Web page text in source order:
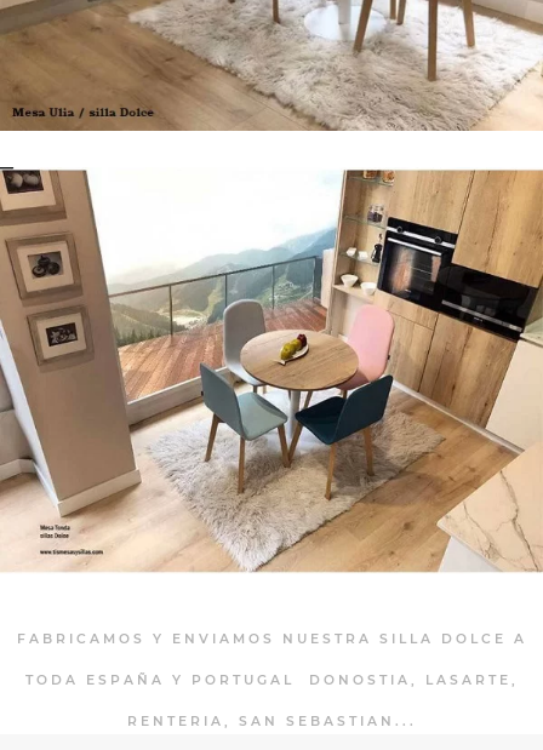
FABRICAMOS Y ENVIAMOS NUESTRA SILLA DOLCE A
TODA ESPAÑA Y PORTUGAL DONOSTIA, LASARTE,
RENTERIA, SAN SEBASTIAN...